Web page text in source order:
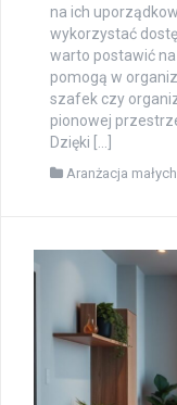
na ich
wykorzystać
warto postawić
pomogą w
szafek czy
pionowej
Dzięki […]
Aranżacja